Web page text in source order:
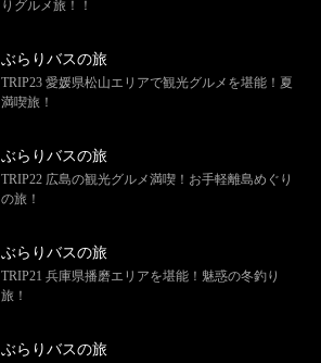
りグルメ旅！！
ぶらりバスの旅
TRIP23 愛媛県松山エリアで観光グルメを堪能！夏
満喫旅！
ぶらりバスの旅
TRIP22 広島の観光グルメ満喫！お手軽離島めぐり
の旅！
ぶらりバスの旅
TRIP21 兵庫県播磨エリアを堪能！魅惑の冬釣り
旅！
ぶらりバスの旅